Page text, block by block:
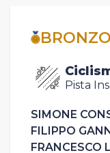
BRONZO
Pista
SIMONE
FILIPPO
FRANCESCO